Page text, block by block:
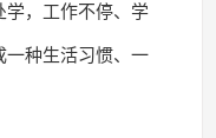
学，工作不停、学
一种生活习惯、一